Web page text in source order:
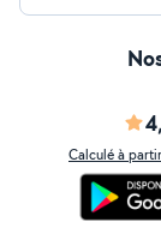
Calculé à